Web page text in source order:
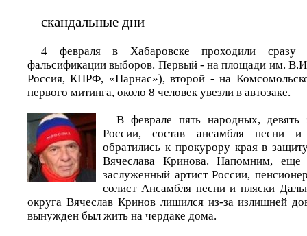
скандальные дни
4 февраля в Хабаровске проходили сразу
фальсификации выборов. Первый - на площади им.
Россия, КПРФ, «Парнас»), второй - на
первого митинга, около 8 человек увезли в автозаке.
В феврале пять народных, девять
России, состав ансамбля
обратились к прокурору края в
Вячеслава Кринова. Напомним,
заслуженный артист России,
солист Ансамбля песни и пляски
округа Вячеслав Кринов лишился из-за излишней
вынужден был жить на чердаке дома.